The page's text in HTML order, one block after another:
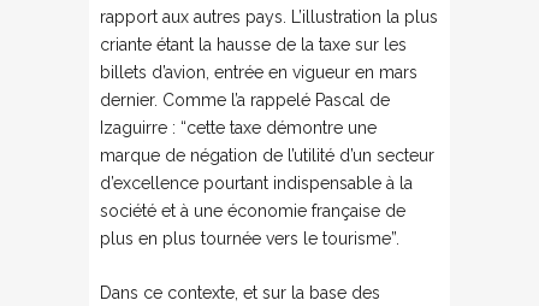
rapport aux autres pays. L’illustration la plus
criante étant la hausse de la taxe sur les
billets d’avion, entrée en vigueur en mars
dernier. Comme l’a rappelé Pascal de
Izaguirre : “cette taxe démontre une
marque de négation de l’utilité d’un secteur
d’excellence pourtant indispensable à la
société et à une économie française de
plus en plus tournée vers le tourisme”.
Dans ce contexte, et sur la base des